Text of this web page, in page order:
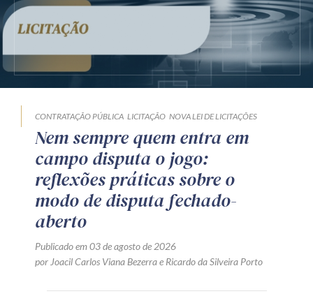
CONTRATAÇÃO PÚBLICA LICITAÇÃO NOVA LEI DE LICITAÇÕES
Nem sempre quem entra em
campo disputa o jogo:
reflexões práticas sobre o
modo de disputa fechado-
aberto
Publicado em 03 de agosto de 2026
porJoacil Carlos Viana Bezerrae Ricardo da Silveira Porto